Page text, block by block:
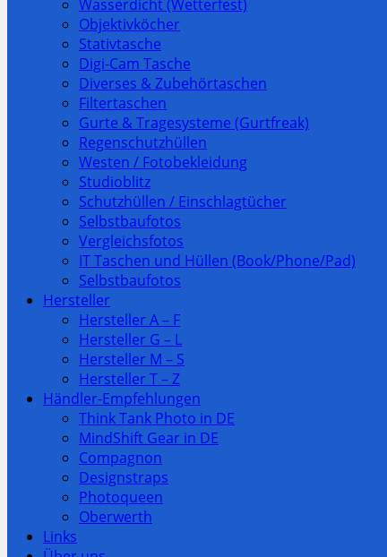
Wasserdicht (Wetterfest)
Objektivköcher
Stativtasche
Digi-Cam Tasche
Diverses & Zubehörtaschen
Filtertaschen
Gurte & Tragesysteme (Gurtfreak)
Regenschutzhüllen
Westen / Fotobekleidung
Studioblitz
Schutzhüllen / Einschlagtücher
Selbstbaufotos
Vergleichsfotos
IT Taschen und Hüllen (Book/Phone/Pad)
Selbstbaufotos
Hersteller
Hersteller A – F
Hersteller G – L
Hersteller M – S
Hersteller T – Z
Händler-Empfehlungen
Think Tank Photo in DE
MindShift Gear in DE
Compagnon
Designstraps
Photoqueen
Oberwerth
Links